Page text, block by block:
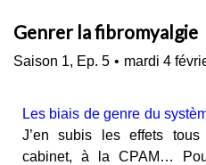
Genrer la fibromyalgie
Saison 1, Ep. 5 • mardi 4
Les biais de genre du
J’en subis les effets
cabinet, à la CPAM…